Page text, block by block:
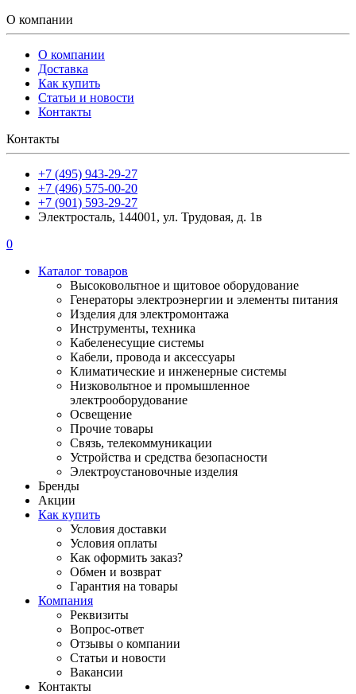
О компании
О компании
Доставка
Как купить
Статьи и новости
Контакты
Контакты
+7 (495) 943-29-27
+7 (496) 575-00-20
+7 (901) 593-29-27
Электросталь, 144001, ул. Трудовая, д. 1в
0
Каталог товаров
Высоковольтное и щитовое оборудование
Генераторы электроэнергии и элементы питания
Изделия для электромонтажа
Инструменты, техника
Кабеленесущие системы
Кабели, провода и аксессуары
Климатические и инженерные системы
Низковольтное и промышленное
электрооборудование
Освещение
Прочие товары
Связь, телекоммуникации
Устройства и средства безопасности
Электроустановочные изделия
Бренды
Акции
Как купить
Условия доставки
Условия оплаты
Как оформить заказ?
Обмен и возврат
Гарантия на товары
Компания
Реквизиты
Вопрос-ответ
Отзывы о компании
Статьи и новости
Вакансии
Контакты